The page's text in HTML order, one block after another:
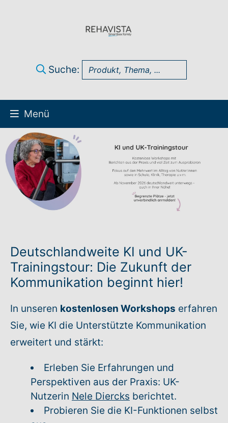
Suche:
Menü
Über uns
UK Infothek
Produkte
Rundum-Service
Aktuelles
Kontakt
Leichte Sprache
Hilfe + Kontakt
Newsletter
Deutschlandweite KI und UK-
Trainingstour: Die Zukunft der
Kommunikation beginnt hier!
In unseren kostenlosen Workshops erfahren
Sie, wie KI die Unterstützte Kommunikation
erweitert und stärkt:
Erleben Sie Erfahrungen und
Perspektiven aus der Praxis: UK-
Nutzerin Nele Diercks berichtet.
Probieren Sie die KI-Funktionen selbst